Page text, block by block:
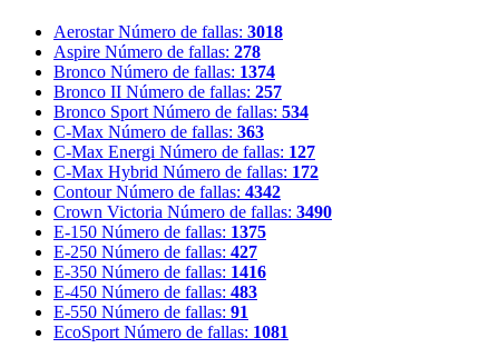
Aerostar Número de fallas: 3018
Aspire Número de fallas: 278
Bronco Número de fallas: 1374
Bronco II Número de fallas: 257
Bronco Sport Número de fallas: 534
C-Max Número de fallas: 363
C-Max Energi Número de fallas: 127
C-Max Hybrid Número de fallas: 172
Contour Número de fallas: 4342
Crown Victoria Número de fallas: 3490
E-150 Número de fallas: 1375
E-250 Número de fallas: 427
E-350 Número de fallas: 1416
E-450 Número de fallas: 483
E-550 Número de fallas: 91
EcoSport Número de fallas: 1081